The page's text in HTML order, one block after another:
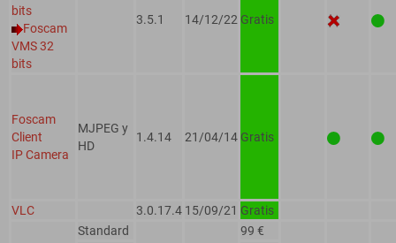
bits
Foscam
VMS 32
bits
3.5.1 14/12/22 Gratis
Foscam
Client
IP Camera
MJPEG y
HD
1.4.14 21/04/14 Gratis
VLC 3.0.17.4 15/09/21 Gratis
Standard 99 €